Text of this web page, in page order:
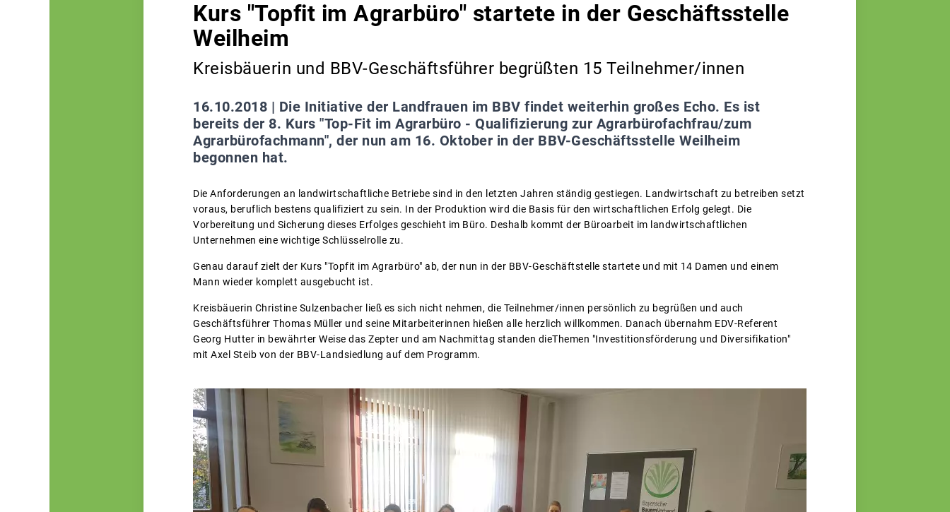
Kurs "Topfit im Agrarbüro" startete in der Geschäftsstelle
Weilheim
Kreisbäuerin und BBV-Geschäftsführer begrüßten 15 Teilnehmer/innen
16.10.2018 | Die Initiative der Landfrauen im BBV findet weiterhin großes Echo. Es ist
bereits der 8. Kurs "Top-Fit im Agrarbüro - Qualifizierung zur Agrarbürofachfrau/zum
Agrarbürofachmann", der nun am 16. Oktober in der BBV-Geschäftsstelle Weilheim
begonnen hat.
Die Anforderungen an landwirtschaftliche Betriebe sind in den letzten Jahren ständig gestiegen. Landwirtschaft zu betreiben setzt
voraus, beruflich bestens qualifiziert zu sein. In der Produktion wird die Basis für den wirtschaftlichen Erfolg gelegt. Die
Vorbereitung und Sicherung dieses Erfolges geschieht im Büro. Deshalb kommt der Büroarbeit im landwirtschaftlichen
Unternehmen eine wichtige Schlüsselrolle zu.
Genau darauf zielt der Kurs "Topfit im Agrarbüro" ab, der nun in der BBV-Geschäftstelle startete und mit 14 Damen und einem
Mann wieder komplett ausgebucht ist.
Kreisbäuerin Christine Sulzenbacher ließ es sich nicht nehmen, die Teilnehmer/innen persönlich zu begrüßen und auch
Geschäftsführer Thomas Müller und seine Mitarbeiterinnen hießen alle herzlich willkommen. Danach übernahm EDV-Referent
Georg Hutter in bewährter Weise das Zepter und am Nachmittag standen dieThemen "Investitionsförderung und Diversifikation"
mit Axel Steib von der BBV-Landsiedlung auf dem Programm.